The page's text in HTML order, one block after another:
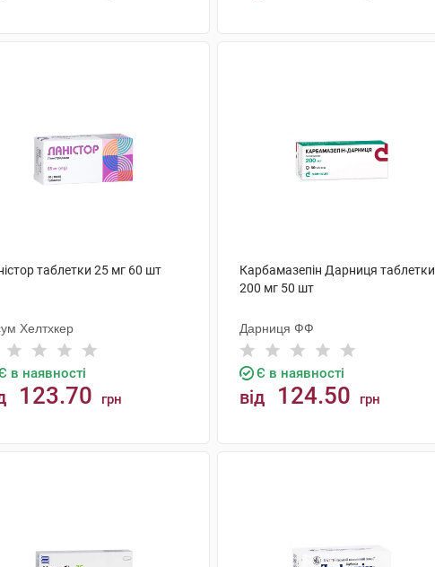
таблетки 25 мг 60 шт
Хелтхкер
в наявності
123.70 грн
Карбамазепін Дарниця таблетки
200 мг 50 шт
Дарниця ФФ
Є в наявності
від 124.50 грн